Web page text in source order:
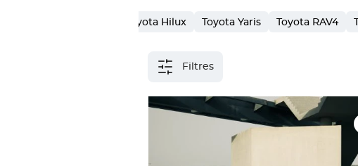
Toyota Hilux Toyota Yaris Toyota RAV4
Filtres